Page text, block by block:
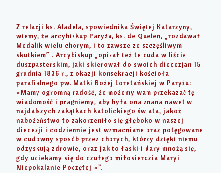
Z relacji ks. Aladela, spowiednika Świętej Katarzyny,
wiemy, że arcybiskup Paryża, ks. de Quelen, „rozdawał
Medalik wielu chorym, i to zawsze ze szczęśliwym
skutkiem” . Arcybiskup „opisał też te cuda w liście
duszpasterskim, jaki skierował do swoich diecezjan 15
grudnia 1836 r., z okazji konsekracji kościoła
parafialnego pw. Matki Bożej Loretańskiej w Paryżu:
«Mamy ogromną radość, że możemy wam przekazać tę
wiadomość i pragniemy, aby była ona znana nawet w
najdalszych zakątkach katolickiego świata, jakoż
nabożeństwo to zakorzeniło się głęboko w naszej
diecezji i codziennie jest wzmacniane oraz potęgowane
w cudowny sposób przez chorych, którzy dzięki niemu
odzyskują zdrowie, oraz jak to łaski i dary mnożą się,
gdy uciekamy się do czułego miłosierdzia Maryi
Niepokalanie Poczętej »”.